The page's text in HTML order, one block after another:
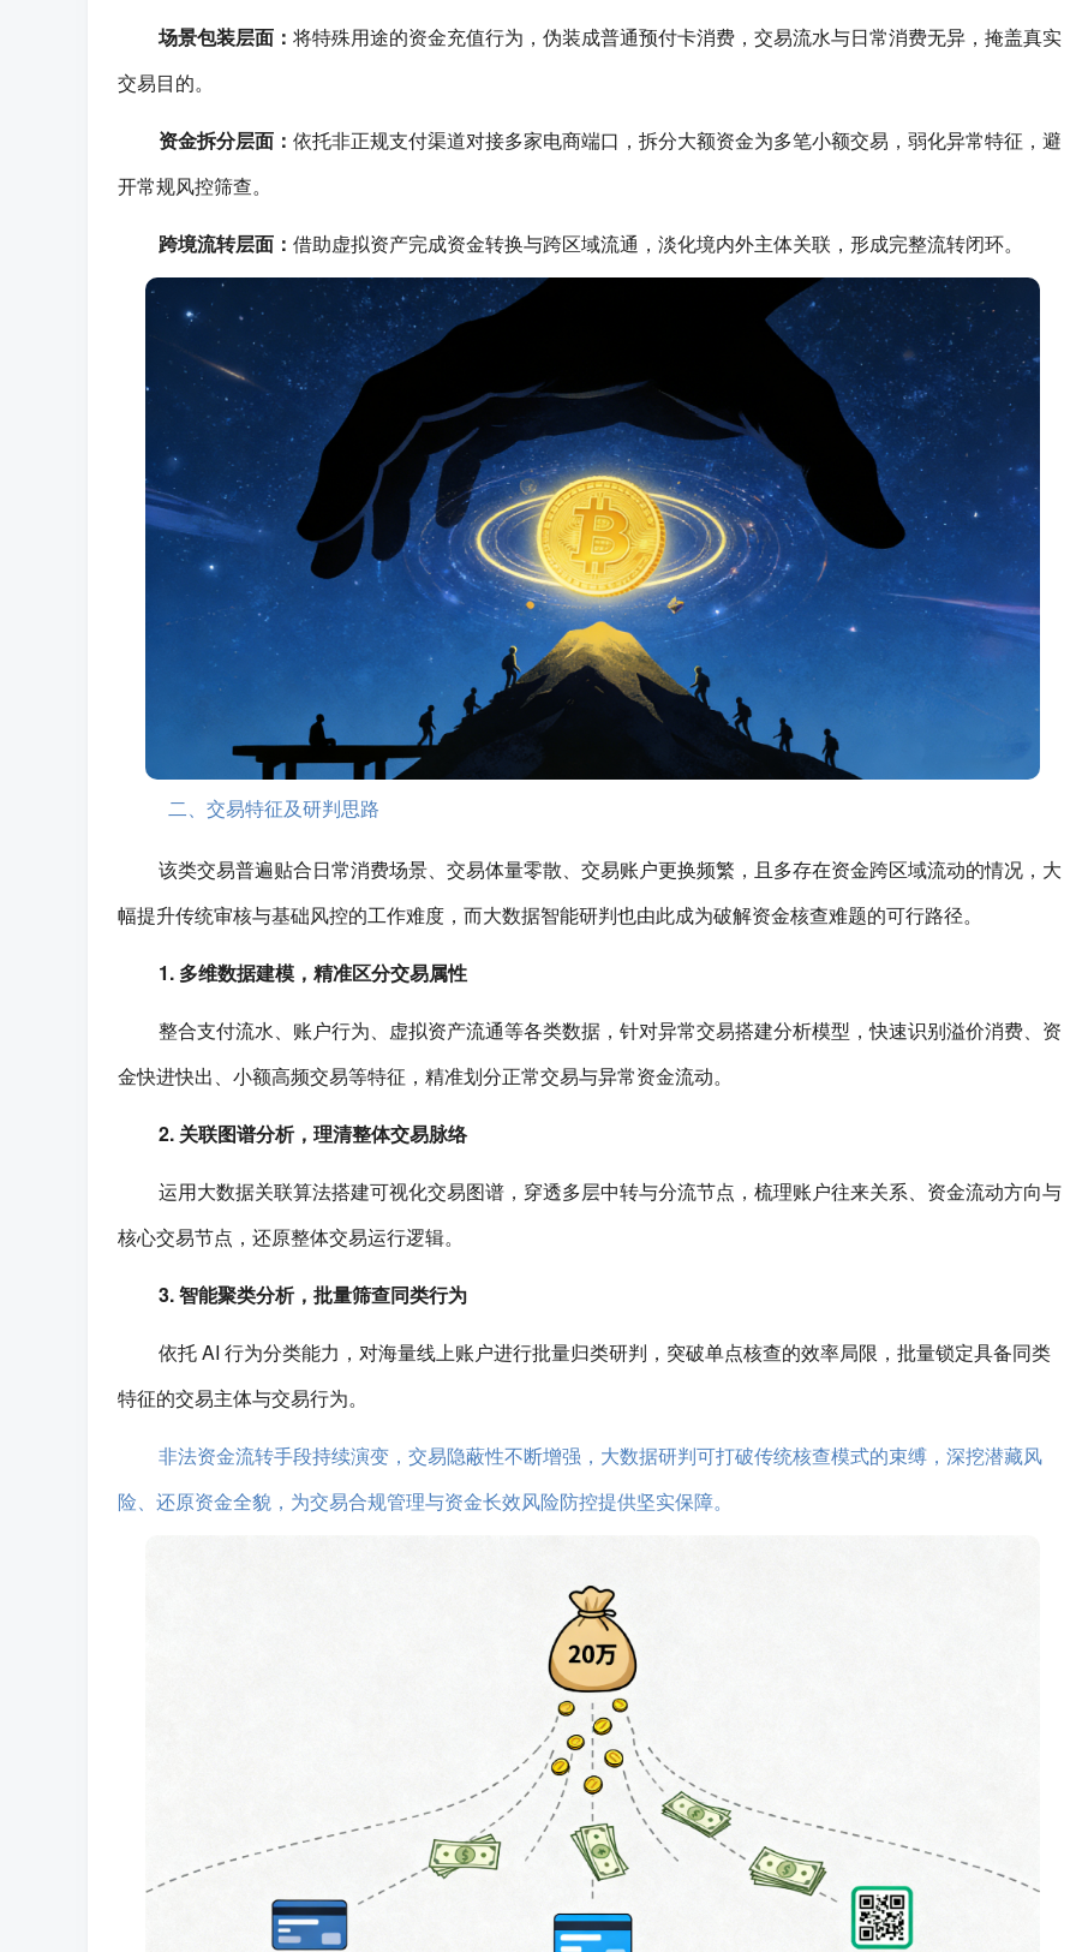
场景包装层面： 将特殊用途的资金充值行为，伪装成普通预付卡消费，交易流水与日常消费无异，掩盖真实
交易目的。
资金拆分层面： 依托非正规支付渠道对接多家电商端口，拆分大额资金为多笔小额交易，弱化异常特征，避
开常规风控筛查。
跨境流转层面： 借助虚拟资产完成资金转换与跨区域流通，淡化境内外主体关联，形成完整流转闭环。
二、交易特征及研判思路
该类交易普遍贴合日常消费场景、交易体量零散、交易账户更换频繁，且多存在资金跨区域流动的情况， 大
幅提升传统审核与基础风控的工作难度，而大数据智能研判也由此成为破解资金核查难题的可行路径。
1. 多维数据建模，精准区分交易属性
整合支付流水、账户行为、虚拟资产流通等各类数据，针对异常交易搭建分析模型，快速识别溢价消费、资
金快进快出、小额高频交易等特征，精准划分正常交易与异常资金流动。
2. 关联图谱分析，理清整体交易脉络
运用大数据关联算法搭建可视化交易图谱，穿透多层中转与分流节点，梳理账户往来关系、资金流动方向与
核心交易节点，还原整体交易运行逻辑。
3. 智能聚类分析，批量筛查同类行为
依托 AI 行为分类能力，对海量线上账户进行批量归类研判，突破单点核查的效率局限，批量锁定具备同类
特征的交易主体与交易行为。
非法资金流转手段持续演变，交易隐蔽性不断增强，大数据研判可打破传统核查模式的束缚，深挖潜藏风
险、还原资金全貌，为交易合规管理与资金长效风险防控提供坚实保障。